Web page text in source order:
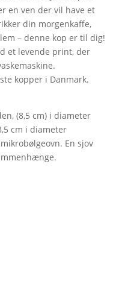
en ven der vil have et
din morgenkaffe,
– denne kop er til dig!
et levende print, der
kopper i Danmark.
(8,5 cm) i diameter
cm i diameter
En sjov